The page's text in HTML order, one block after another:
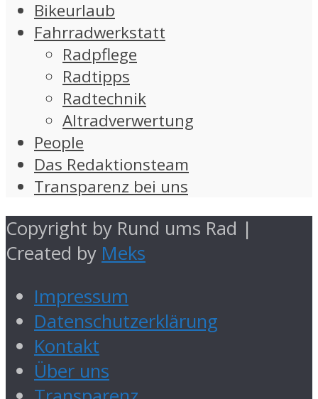
Bikeurlaub
Fahrradwerkstatt
Radpflege
Radtipps
Radtechnik
Altradverwertung
People
Das Redaktionsteam
Transparenz bei uns
Copyright by Rund ums Rad |
Created by Meks
Impressum
Datenschutzerklärung
Kontakt
Über uns